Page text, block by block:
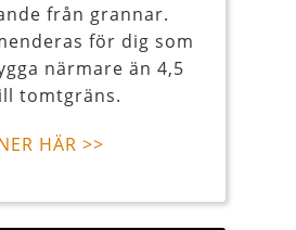
från grannar.
för dig som
närmare än 4,5
tomtgräns.
HÄR >>